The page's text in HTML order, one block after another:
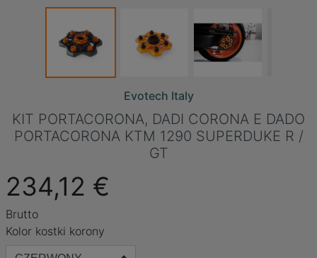
Evotech Italy
KIT PORTACORONA, DADI CORONA E DADO
PORTACORONA KTM 1290 SUPERDUKE R /
GT
234,12 €
Brutto
Kolor kostki korony